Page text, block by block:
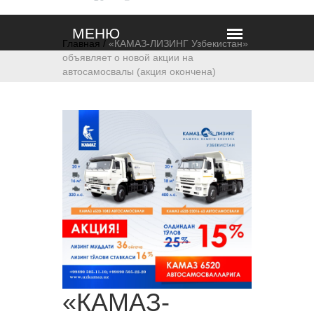
Главная / «КАМАЗ-ЛИЗИНГ Узбекистан»
объявляет о новой акции на
автосамосвалы (акция окончена)
«КАМАЗ-